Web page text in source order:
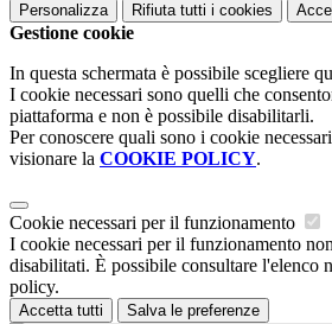
Personalizza Rifiuta tutti i cookies
Gestione cookie
In questa schermata è possibile scegliere
I cookie necessari sono quelli che
piattaforma e non è possibile disabilitarli.
Per conoscere quali sono i cookie
visionare la COOKIE POLICY.
Cookie necessari per il funzionamento
I cookie necessari per il funzionamento
disabilitati. È possibile consultare l'elenco
policy.
Accetta tutti Salva le preferenze